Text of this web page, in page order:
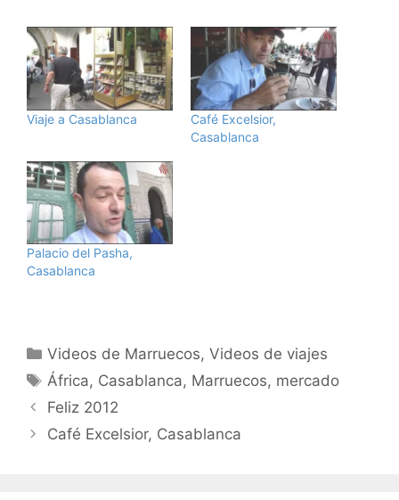
Viaje a Casablanca
Café Excelsior,
Casablanca
Palacio del Pasha,
Casablanca
Categorías
Videos de Marruecos,Videos de viajes
Etiquetas
África, Casablanca, Marruecos, mercado
Feliz 2012
Café Excelsior, Casablanca